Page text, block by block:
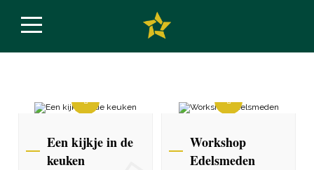
Een kijkje in de
keuken
Workshop
Edelsmeden